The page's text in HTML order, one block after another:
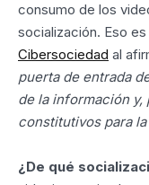
consumo de los
socialización. Eso
Cibersociedad al
puerta de entrada
de la información
constitutivos para
¿De qué